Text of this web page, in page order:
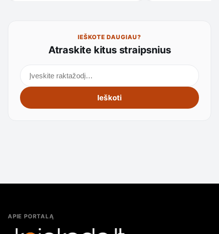
IEŠKOTE DAUGIAU?
Atraskite kitus straipsnius
Ieškoti
APIE PORTALĄ